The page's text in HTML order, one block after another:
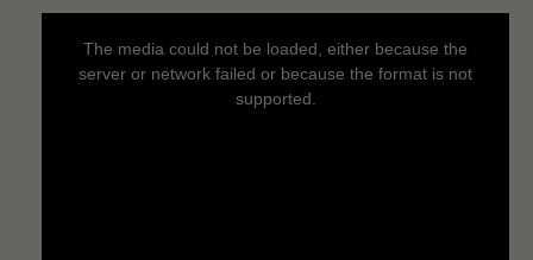
The media could not be loaded, either because the
server or network failed or because the format is not
supported.